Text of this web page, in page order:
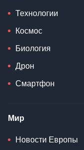
Технологии
Космос
Биология
Дрон
Смартфон
Мир
Новости Европы